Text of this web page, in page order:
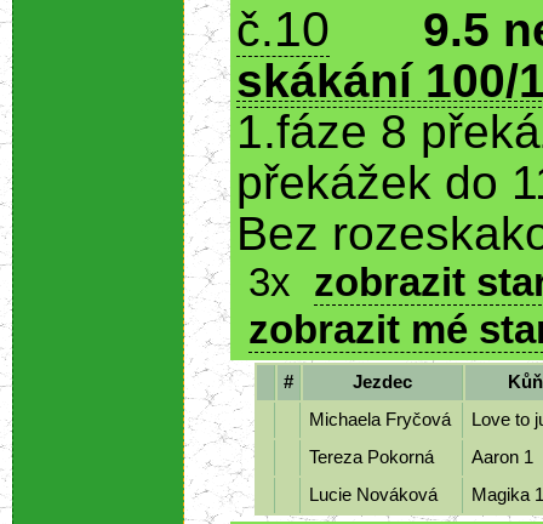
č.10
9.5
skákání 100/
1.fáze 8
překážek do
Bez
3x zobrazit
zobrazit mé
# Jezdec
Kůň
Michaela Fryčová
Love to
Tereza Pokorná
Aaron 1
Lucie Nováková
Magika